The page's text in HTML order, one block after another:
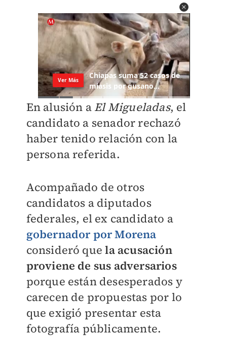
En alusión a ElMigueladas, el
candidato a senador rechazó
haber tenido relación con la
persona referida.
Acompañado de otros
candidatos a diputados
federales, el ex candidato a
gobernador por Morena
consideró quela acusación
proviene de sus adversarios
porque están desesperados y
carecen de propuestas por lo
que exigió presentar esta
fotografía públicamente.